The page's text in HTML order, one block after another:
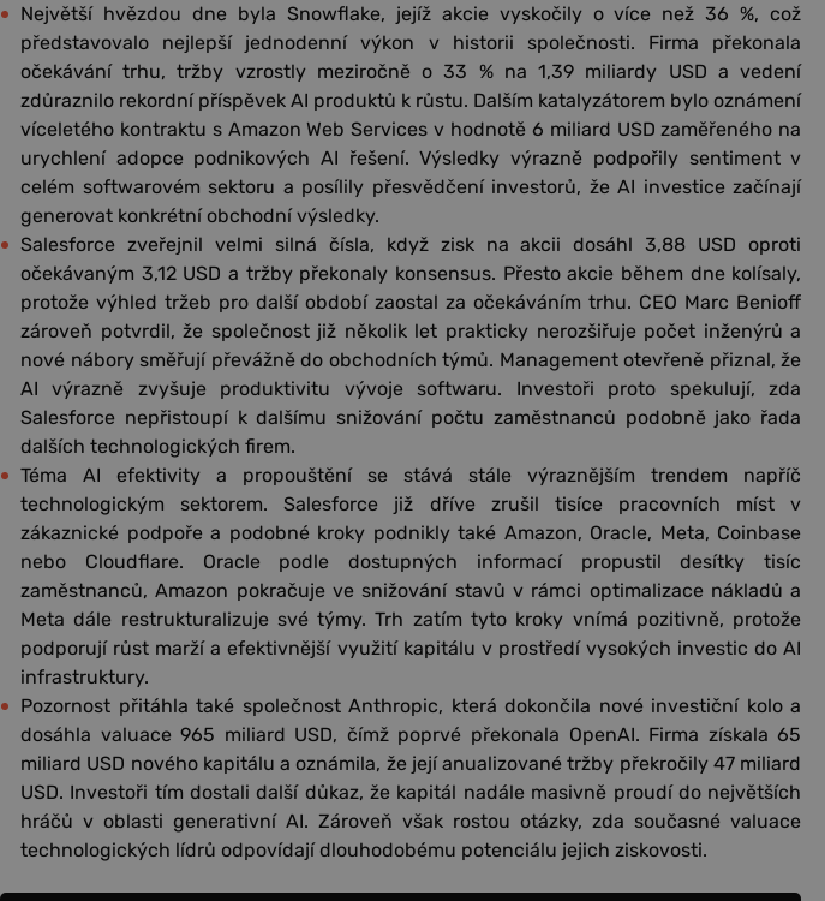
Největší hvězdou dne byla Snowflake, jejíž akcie vyskočily o více než 36 %, což
představovalo nejlepší jednodenní výkon v historii společnosti. Firma překonala
očekávání trhu, tržby vzrostly meziročně o 33 % na 1,39 miliardy USD a vedení
zdůraznilo rekordní příspěvek AI produktů k růstu. Dalším katalyzátorem bylo oznámení
víceletého kontraktu s Amazon Web Services v hodnotě 6 miliard USD zaměřeného na
urychlení adopce podnikových AI řešení. Výsledky výrazně podpořily sentiment v
celém softwarovém sektoru a posílily přesvědčení investorů, že AI investice začínají
generovat konkrétní obchodní výsledky.
Salesforce zveřejnil velmi silná čísla, když zisk na akcii dosáhl 3,88 USD oproti
očekávaným 3,12 USD a tržby překonaly konsensus. Přesto akcie během dne kolísaly,
protože výhled tržeb pro další období zaostal za očekáváním trhu. CEO Marc Benioff
zároveň potvrdil, že společnost již několik let prakticky nerozšiřuje počet inženýrů a
nové nábory směřují převážně do obchodních týmů. Management otevřeně přiznal, že
AI výrazně zvyšuje produktivitu vývoje softwaru. Investoři proto spekulují, zda
Salesforce nepřistoupí k dalšímu snižování počtu zaměstnanců podobně jako řada
dalších technologických firem.
Téma AI efektivity a propouštění se stává stále výraznějším trendem napříč
technologickým sektorem. Salesforce již dříve zrušil tisíce pracovních míst v
zákaznické podpoře a podobné kroky podnikly také Amazon, Oracle, Meta, Coinbase
nebo Cloudflare. Oracle podle dostupných informací propustil desítky tisíc
zaměstnanců, Amazon pokračuje ve snižování stavů v rámci optimalizace nákladů a
Meta dále restrukturalizuje své týmy. Trh zatím tyto kroky vnímá pozitivně, protože
podporují růst marží a efektivnější využití kapitálu v prostředí vysokých investic do AI
infrastruktury.
Pozornost přitáhla také společnost Anthropic, která dokončila nové investiční kolo a
dosáhla valuace 965 miliard USD, čímž poprvé překonala OpenAI. Firma získala 65
miliard USD nového kapitálu a oznámila, že její anualizované tržby překročily 47 miliard
USD. Investoři tím dostali další důkaz, že kapitál nadále masivně proudí do největších
hráčů v oblasti generativní AI. Zároveň však rostou otázky, zda současné valuace
technologických lídrů odpovídají dlouhodobému potenciálu jejich ziskovosti.